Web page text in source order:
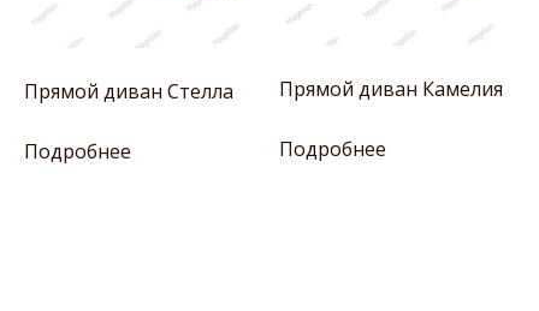
Прямой диван Стелла
Подробнее
Прямой диван Камелия
Подробнее